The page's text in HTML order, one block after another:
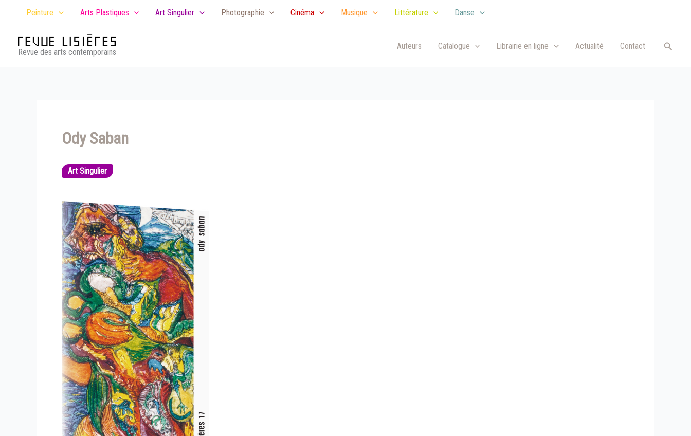
Peinture Arts Plastiques Art Singulier Photographie Cinéma Musique Littérature Danse
Revue des arts contemporains
Auteurs Catalogue Librairie en ligne Actualité Contact
Ody Saban
Art Singulier